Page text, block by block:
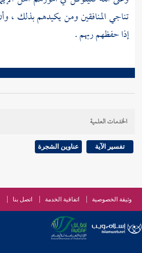
تناجي المنافقين ومن يكيدهم بذلك ،
إذا حفظهم ربهم .
الخدمات العلمية
تفسير الآية عناوين الشجرة
وثيقة الخصوصية اتفاقية الخدمة اتصل بنا